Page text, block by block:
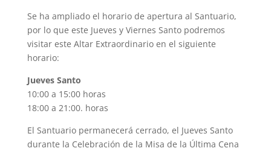
Se ha ampliado el horario de apertura al Santuario,
por lo que este Jueves y Viernes Santo podremos
visitar este Altar Extraordinario en el siguiente
horario:
Jueves Santo
10:00 a 15:00 horas
18:00 a 21:00. horas
El Santuario permanecerá cerrado, el Jueves Santo
durante la Celebración de la Misa de la Última Cena